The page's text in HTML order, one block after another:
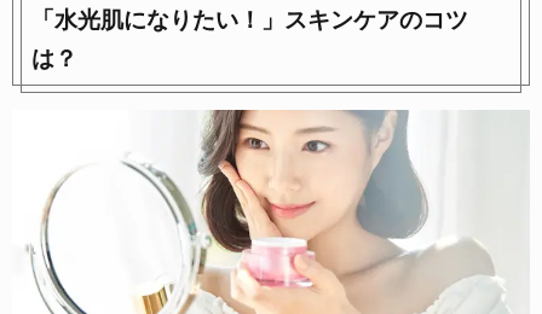
「水光肌になりたい！」スキンケアのコツ
は？